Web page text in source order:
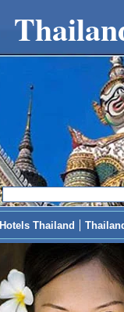
Hotels Thailand